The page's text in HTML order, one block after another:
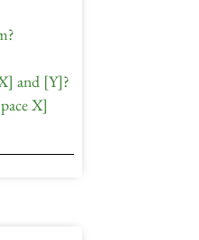
and [Y]?
X]